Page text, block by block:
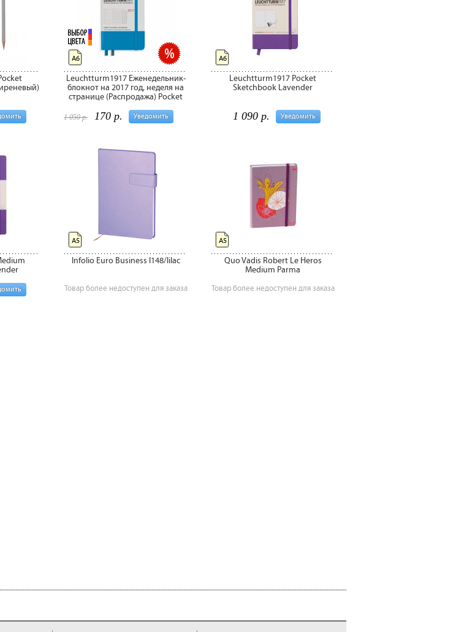
Leuchtturm1917 Еженедельник-
блокнот на 2017 год, неделя на
странице (Распродажа) Pocket
Уведомить
1 050 р. 170 р.
А6
Leuchtturm1917 Pocket
Sketchbook Lavender
Уведомить
1 090 р.
А6
Infolio Euro Business I148/lilac
Товар более недоступен для заказа
А5
Quo Vadis Robert Le Heros
Medium Parma
Товар более недоступен для заказа
А5